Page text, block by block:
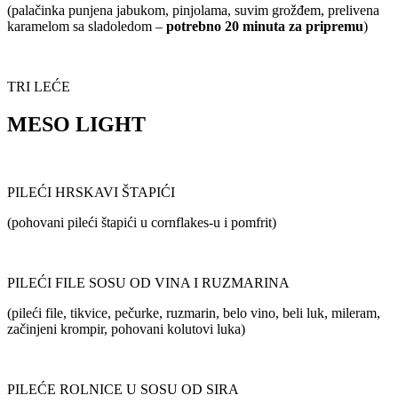
(palačinka punjena jabukom, pinjolama, suvim grožđem, prelivena
karamelom sa sladoledom – potrebno 20 minuta za pripremu)
TRI LEĆE
MESO LIGHT
PILEĆI HRSKAVI ŠTAPIĆI
(pohovani pileći štapići u cornflakes-u i pomfrit)
PILEĆI FILE SOSU OD VINA I RUZMARINA
(pileći file, tikvice, pečurke, ruzmarin, belo vino, beli luk, mileram,
začinjeni krompir, pohovani kolutovi luka)
PILEĆE ROLNICE U SOSU OD SIRA